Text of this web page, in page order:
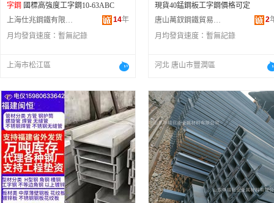
字鋼 國標高強度工字鋼10-63ABC
上海仕兆鋼鐵有限公司
14年
月均發貨速度： 暫無記錄
上海市松江區
現貨40錳鋼板工字鋼價格可定
唐山萬釵鋼鐵貿易有限公司
2
月均發貨速度： 暫無記錄
河北 唐山市豐潤區